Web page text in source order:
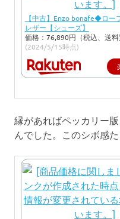
【中古】Enzo bonafe◆ロー
レザー【シューズ】
価格：76,890円（税込、送料
(2024/5/15時点)
縁があればペッカリー
んでした。このシボ感た